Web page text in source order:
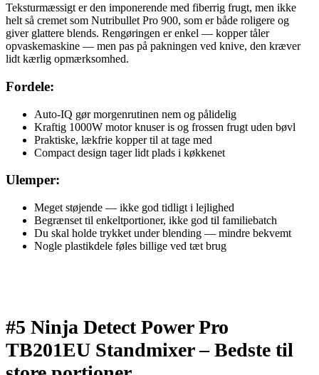
Teksturmæssigt er den imponerende med fiberrig frugt, men ikke
helt så cremet som Nutribullet Pro 900, som er både roligere og
giver glattere blends. Rengøringen er enkel — kopper tåler
opvaskemaskine — men pas på pakningen ved knive, den kræver
lidt kærlig opmærksomhed.
Fordele:
Auto-IQ gør morgenrutinen nem og pålidelig
Kraftig 1000W motor knuser is og frossen frugt uden bøvl
Praktiske, lækfrie kopper til at tage med
Compact design tager lidt plads i køkkenet
Ulemper:
Meget støjende — ikke god tidligt i lejlighed
Begrænset til enkeltportioner, ikke god til familiebatch
Du skal holde trykket under blending — mindre bekvemt
Nogle plastikdele føles billige ved tæt brug
#5 Ninja Detect Power Pro
TB201EU Standmixer –Bedste til